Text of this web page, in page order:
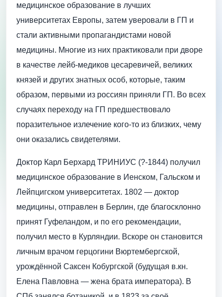
медицинское образование в лучших
университетах Европы, затем уверовали в ГП и
стали активными пропагандистами новой
медицины. Многие из них практиковали при дворе
в качестве лейб-медиков цесаревичей, великих
князей и других знатных особ, которые, таким
образом, первыми из россиян приняли ГП. Во всех
случаях переходу на ГП предшествовало
поразительное излечение кого-то из близких, чему
они оказались свидетелями.
Доктор Карл Берхард ТРИНИУС (?-1844) получил
медицинское образование в Иенском, Гальском и
Лейпцигском университетах. 1802 — доктор
медицины, отправлен в Берлин, где благосклонно
принят Гуфеландом, и по его рекомендации,
получил место в Курляндии. Вскоре он становится
личным врачом герцогини Вюртембергской,
урождённой Саксен Кобургской (будущая в.кн.
Елена Павловна — жена брата императора). В